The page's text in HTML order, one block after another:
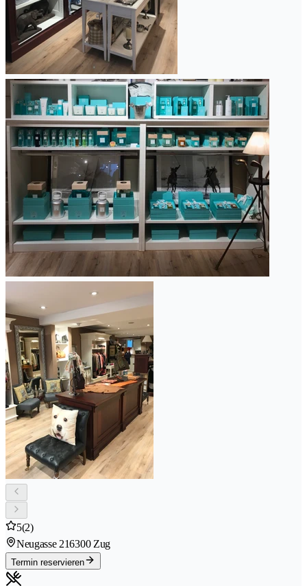
5(2)
Neugasse 216300 Zug
Termin reservieren